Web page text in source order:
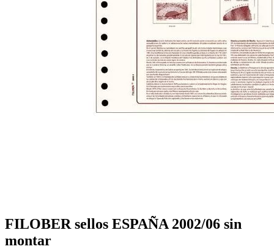
FILOBER sellos ESPAÑA 2002/06 sin
montar